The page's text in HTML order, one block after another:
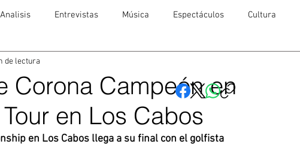
Analisis Entrevistas Música Espectáculos Cultura
Sólo Tránsito Local
Columnas Locales Los Cabos
Corona Campeón en
en Los Cabos
de lectura
en Los Cabos llega a su final con el golfista